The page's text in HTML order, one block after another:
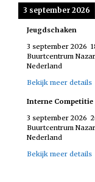
3 september 2026
Jeugdschaken
3 september 2026
Buurtcentrum
Nederland
Bekijk meer details
Interne Competitie
3 september 2026
Buurtcentrum
Nederland
Bekijk meer details